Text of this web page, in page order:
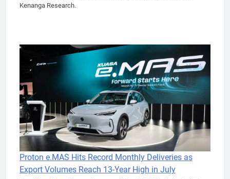
Kenanga Research.
Proton e.MAS Hits Record Monthly Deliveries as
Export Volumes Reach 13-Year High in July